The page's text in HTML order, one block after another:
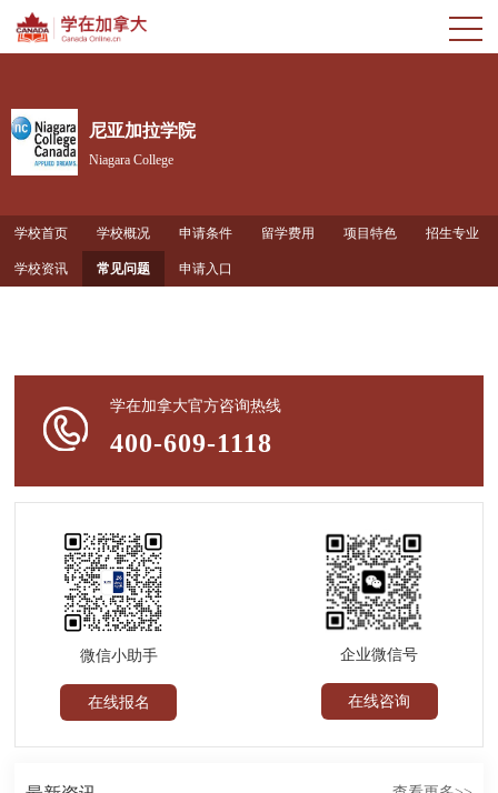
尼亚加拉学院
Niagara College
学校首页 学校概况 申请条件 留学费用 项目特色 招生专业
学校资讯 常见问题 申请入口
学在加拿大官方咨询热线
400-609-1118
微信小助手
在线报名
企业微信号
在线咨询